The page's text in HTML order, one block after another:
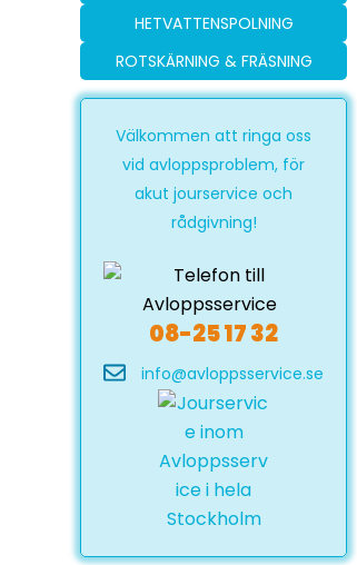
HETVATTENSPOLNING
ROTSKÄRNING & FRÄSNING
Välkommen att ringa oss
vid avloppsproblem, för
akut jourservice och
rådgivning!
08-25 17 32
info@avloppsservice.se